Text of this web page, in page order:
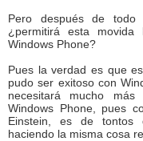
Pero después de
¿permitirá esta
Windows Phone?
Pues la verdad es que
pudo ser exitoso con
necesitará mucho
Windows Phone, pues
Einstein, es de tontos
haciendo la misma cosa